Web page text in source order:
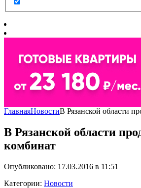
ГлавнаяНовостиВ Рязанской области
В Рязанской области
комбинат
Опубликовано: 17.03.2016 в 11:51
Категории: Новости